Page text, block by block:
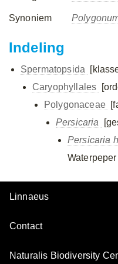
Synoniem
Indeling
Spermatopsida
Caryophyllales
Polygonaceae
Persicaria
Persicaria
Waterpeper
Linnaeus
Contact
Naturalis Biodiversity